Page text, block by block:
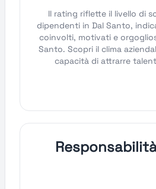
Il rating riflette il livello di
dipendenti in Dal Santo,
coinvolti, motivati e
Santo. Scopri il clima
capacità di attrarre